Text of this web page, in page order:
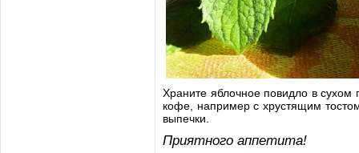
Храните яблочное повидло в
кофе, например с хрустящим
выпечки.
Приятного аппетита!